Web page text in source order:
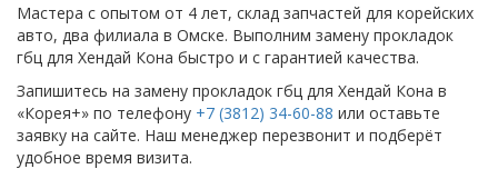
Мастера с опытом от 4 лет, склад запчастей для корейских
авто, два филиала в Омске. Выполним замену прокладок
гбц для Хендай Кона быстро и с гарантией качества.
Запишитесь на замену прокладок гбц для Хендай Кона в
«Корея+» по телефону +7 (3812) 34-60-88 или оставьте
заявку на сайте. Наш менеджер перезвонит и подберёт
удобное время визита.